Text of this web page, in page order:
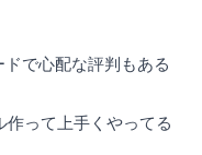
で心配な評判もある
って上手くやってる